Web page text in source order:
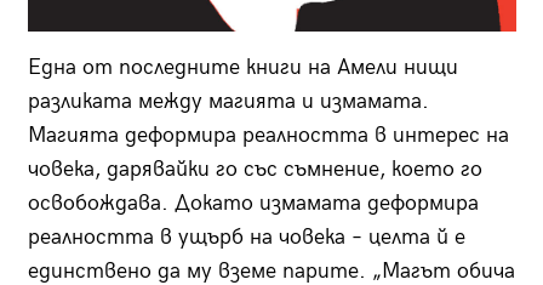
Една от последните книги на Амели нищи
разликата между магията и измамата.
Магията деформира реалността в интерес на
човека, дарявайки го със съмнение, което го
освобождава. Докато измамата деформира
реалността в ущърб на човека – целта й е
единствено да му вземе парите. „Магът обича